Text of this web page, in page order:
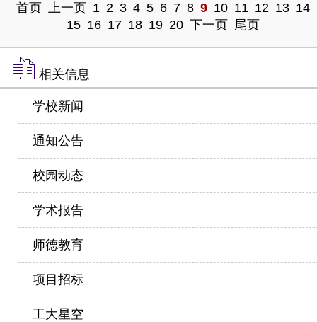
首页 上一页 1 2 3 4 5 6 7 8 9 10 11 12 13 14
15 16 17 18 19 20 下一页 尾页
相关信息
学校新闻
通知公告
校园动态
学术报告
师德教育
项目招标
工大星空